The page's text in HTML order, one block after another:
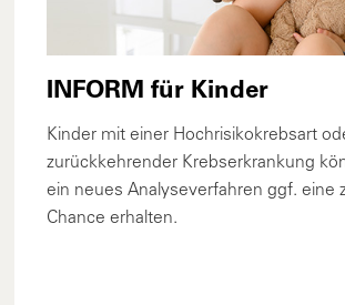
INFORM für Kinder
Kinder mit einer Hochrisikokrebsart
zurückkehrender Krebserkrankung
ein neues Analyseverfahren ggf. eine
Chance erhalten.